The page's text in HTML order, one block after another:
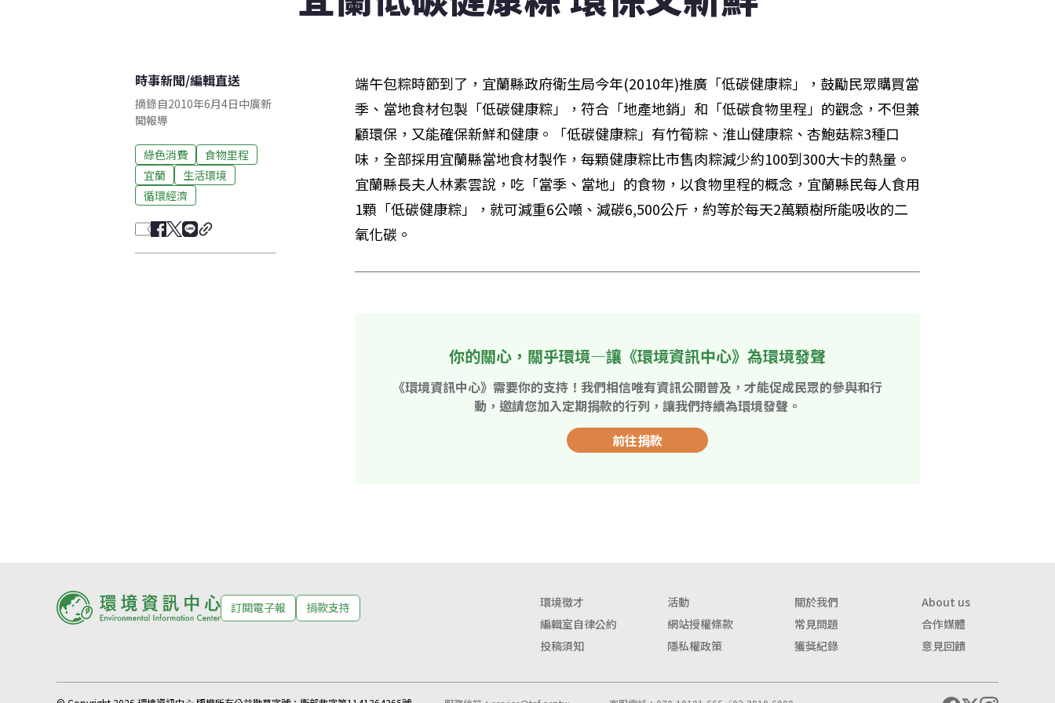
時事新聞/編輯直送
摘錄自2010年6月4日中廣新
聞報導
綠色消費
食物里程
宜蘭
生活環境
循環經濟
端午包粽時節到了，宜蘭縣政府衛生局今年(2010年)推廣「低碳健康粽」，鼓勵民眾購買當
季、當地食材包製「低碳健康粽」，符合「地產地銷」和「低碳食物里程」的觀念，不但兼
顧環保，又能確保新鮮和健康。「低碳健康粽」有竹筍粽、淮山健康粽、杏鮑菇粽3種口
味，全部採用宜蘭縣當地食材製作，每顆健康粽比市售肉粽減少約100到300大卡的熱量。
宜蘭縣長夫人林素雲說，吃「當季、當地」的食物，以食物里程的概念，宜蘭縣民每人食用
1顆「低碳健康粽」，就可減重6公噸、減碳6,500公斤，約等於每天2萬顆樹所能吸收的二
氧化碳。
你的關心，關乎環境—讓《環境資訊中心》為環境發聲
《環境資訊中心》需要你的支持！我們相信唯有資訊公開普及，才能促成民眾的參與和行
動，邀請您加入定期捐款的行列，讓我們持續為環境發聲。
前往捐款
訂閱電子報 捐款支持 環境徵才 活動 關於我們
About us
編輯室自律公約
網站授權條款 常見問題
合作媒體
投稿須知
隱私權政策 獲獎紀錄 意見回饋